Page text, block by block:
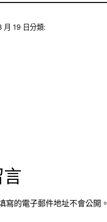
月 19 日分類:
寫的電子郵件地址不會公開。